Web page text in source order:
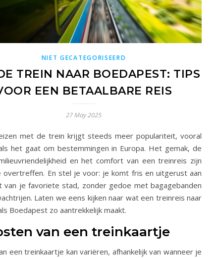
NIET GECATEGORISEERD
TREIN NAAR BOEDAPEST: TIPS
EEN BETAALBARE REIS
27 May 2025
met de trein krijgt steeds meer populariteit, vooral
het gaat om bestemmingen in Europa. Het gemak, de
en het comfort van een treinreis zijn
overtreffen. En stel je voor: je komt fris en uitgerust aan
van je favoriete stad, zonder gedoe met bagagebanden
Laten we eens kijken naar wat een treinreis naar
Boedapest zo aantrekkelijk maakt.
van een treinkaartje
een treinkaartje kan variëren, afhankelijk van wanneer je